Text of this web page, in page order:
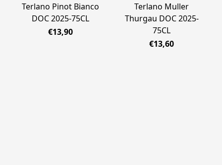
Terlano Pinot Bianco
DOC 2025-75CL
€13,90
Terlano Muller
Thurgau DOC 2025-
75CL
€13,60